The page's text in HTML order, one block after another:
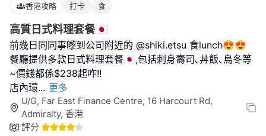
香港攻略 打卡 食
高質日式料理套餐🇯🇵
前幾日同同事嚟到公司附近的 @shiki.etsu 食lunch😍😍
餐廳提供多款日式料理套餐🇯🇵,包括刺身壽司､丼飯､烏冬等
~價錢都係$238起咋!!
店內環... 更多
U/G, Far East Finance Centre, 16 Harcourt Rd,
Admiralty, 香港
評分